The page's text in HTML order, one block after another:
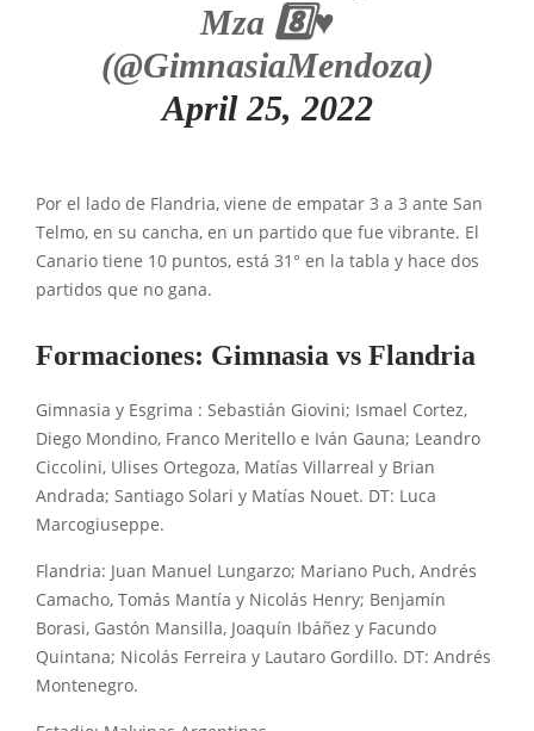
Mza 8️⃣♥️
(@GimnasiaMendoza)
April 25, 2022
Por el lado de Flandria, viene de empatar 3 a 3 ante San
Telmo, en su cancha, en un partido que fue vibrante. El
Canario tiene 10 puntos, está 31° en la tabla y hace dos
partidos que no gana.
Formaciones: Gimnasia vs Flandria
Gimnasia y Esgrima : Sebastián Giovini; Ismael Cortez,
Diego Mondino, Franco Meritello e Iván Gauna; Leandro
Ciccolini, Ulises Ortegoza, Matías Villarreal y Brian
Andrada; Santiago Solari y Matías Nouet. DT: Luca
Marcogiuseppe.
Flandria: Juan Manuel Lungarzo; Mariano Puch, Andrés
Camacho, Tomás Mantía y Nicolás Henry; Benjamín
Borasi, Gastón Mansilla, Joaquín Ibáñez y Facundo
Quintana; Nicolás Ferreira y Lautaro Gordillo. DT: Andrés
Montenegro.